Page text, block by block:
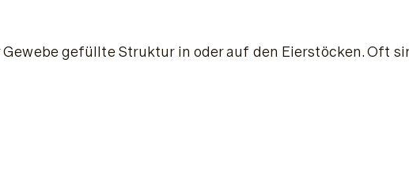
gefüllte Struktur in oder auf den Eierstöcken.